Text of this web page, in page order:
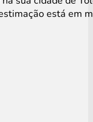
está em